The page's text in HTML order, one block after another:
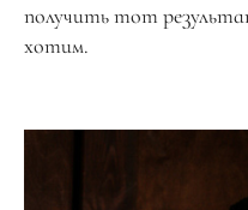
получить тот
хотим.